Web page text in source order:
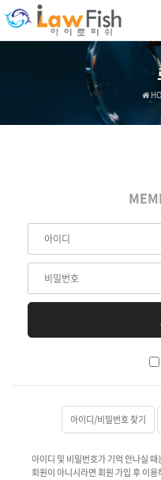
아이디/비밀번호 찾기
아이디 및 비밀번호가 기억 안나실
회원이 아니시라면 회원 가입 후 이